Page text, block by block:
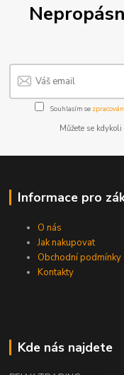
Souhlasím se
Můžete se
Informace pro
O nás
Jak nakupovat
Obchodní podmínky
Kontakty
Kde nás najdete